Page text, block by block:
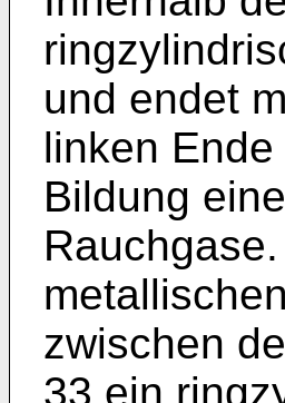
und endet
linken
Bildung
zwischen
33 ein